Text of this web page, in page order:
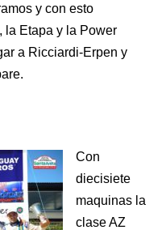
y con esto
la Etapa y la Power
a Ricciardi-Erpen y
Con
diecisiete
maquinas la
clase AZ